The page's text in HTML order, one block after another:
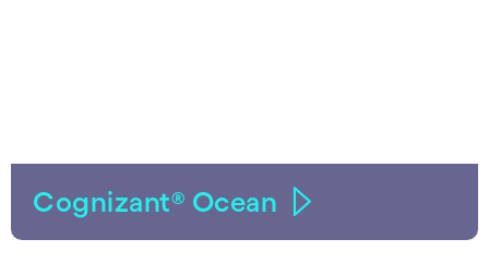
Cognizant® Ocean